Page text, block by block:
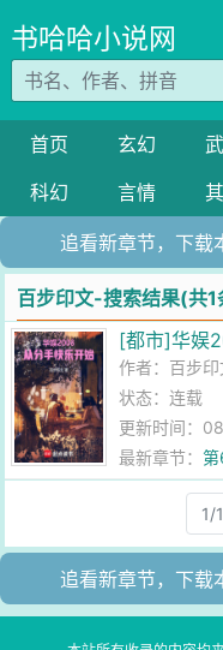
书哈哈小说网
首页 玄幻
科幻
言情
追看新章节，下载
百步印文-搜索结果(共1
[都市]华娱
作者： 百步印
状态：连载
更新时间：
最新章节：
1/1
追看新章节，下载